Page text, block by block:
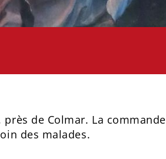
de Colmar. La commande
des malades.